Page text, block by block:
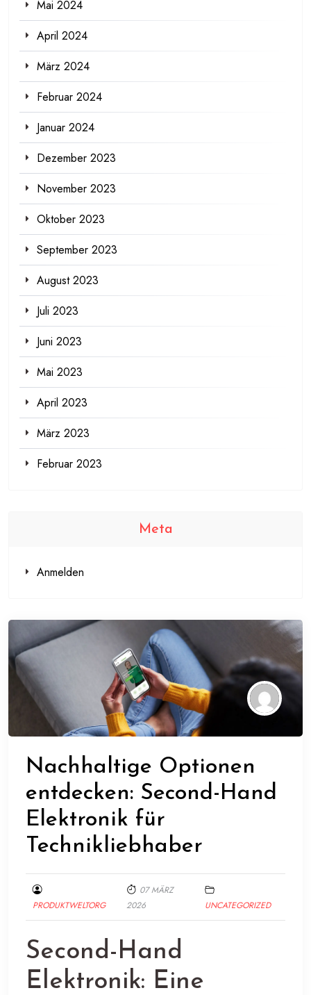
Nachhaltige Optionen
entdecken: Second-Hand
Elektronik für
Technikliebhaber
PRODUKTWELTORG
07 MÄRZ
2026
UNCATEGORIZED
Second-Hand
Elektronik: Eine
Mai 2024
April 2024
März 2024
Februar 2024
Januar 2024
Dezember 2023
November 2023
Oktober 2023
September 2023
August 2023
Juli 2023
Juni 2023
Mai 2023
April 2023
März 2023
Februar 2023
Meta
Anmelden